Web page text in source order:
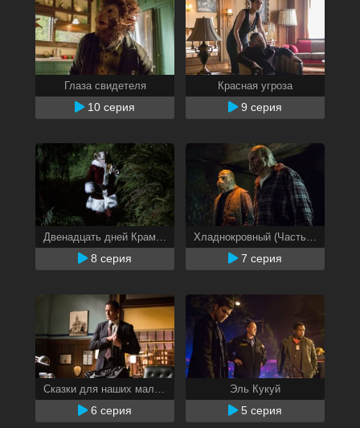
Глаза свидетеля
10 серия
Красная угроза
9 серия
Двенадцать дней Крампуса (Часть 2)
8 серия
Хладнокровный (Часть 1)
7 серия
Сказки для наших малышей
6 серия
Эль Кукуй
5 серия